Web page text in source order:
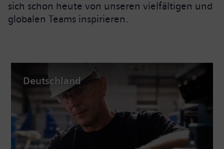
sich schon heute von unseren vielfältigen und
globalen Teams inspirieren.
Deutschland